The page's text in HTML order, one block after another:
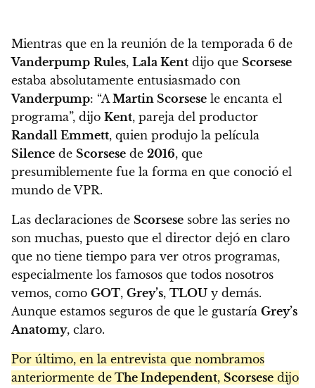
Mientras que en la reunión de la temporada 6 de
Vanderpump Rules, Lala Kent dijo que Scorsese
estaba absolutamente entusiasmado con
Vanderpump: “AMartin Scorsese le encanta el
programa”, dijo Kent, pareja del productor
Randall Emmett, quien produjo la película
Silence de Scorsese de 2016, que
presumiblemente fue la forma en que conoció el
mundo de VPR.
Las declaraciones de Scorsese sobre las series no
son muchas, puesto que el director dejó en claro
que no tiene tiempo para ver otros programas,
especialmente los famosos que todos nosotros
vemos, como GOT, Grey’s, TLOU y demás.
Aunque estamos seguros de que le gustaría Grey’s
Anatomy, claro.
Por último, en la entrevista que nombramos
anteriormente de The Independent, Scorsese dijo